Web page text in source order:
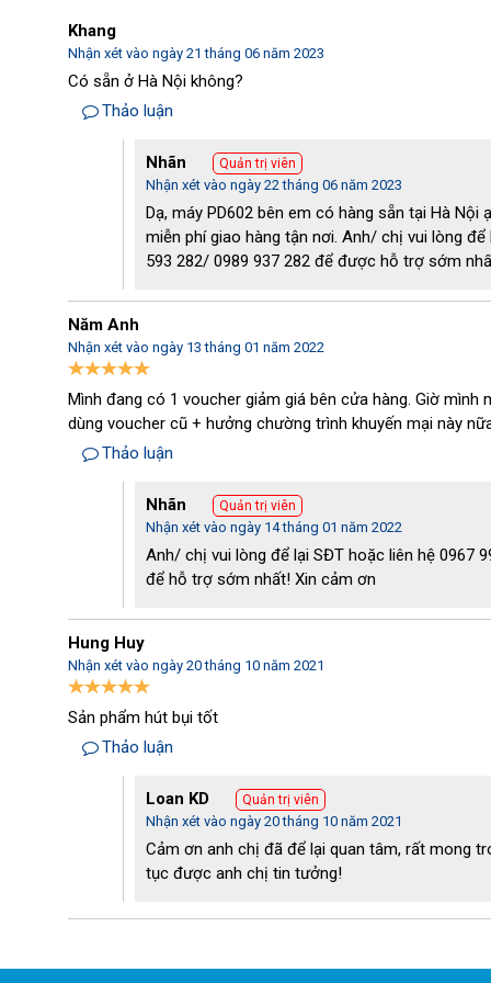
Phụ kiện đi kèm máy giặt thảm Palada
- Thiết kế nhỏ gọn hiện đại: Model Palada PD 602 sở hữu
thước chỉ 62x51x85 cm, thiết bị có thể dễ dàng di chuyển
nhau để thực hiện vệ sinh mà không lo vướng víu hay làm
Hơn nữa chiếc máy giặt thảm Palada PD 602 còn được
hệ thống bánh xe đa chiều tích hợp dưới thân máy nên
chuyển máy tới nhiều vị trí làm sạch khác nhau mà không
như thời gian.
- Bền bỉ với thời gian: Máy giặt thảm phun hút của hãng
mang lại hiệu quả cao đồng thời bền bỉ với thời gian, ít xảy
trình vận hành, giúp tiết kiệm chi phí sửa chữa bảo dưỡng.
Cách vệ sinh máy giặt thảm công nghiệp Palada
Sau một thời gian vận hành, chiếc máy hút bụi hẳn đã bị
làm sạch sụt giảm. Do đó, chúng ta cần tiến hành vệ sinh
Đầu tiên là làm sạch bụi bẩn bên ngoài máy. Bạn nên
vỏ ngoài của máy, tránh bụi bẩn rơi vào động cơ gây
Vệ sinh thùng chứa và túi lọc bụi, đây là hai bộ phận
được làm sạch thường xuyên. Với thùng chứa, sau khi
đổ bỏ bụi bẩn và tiến hành vệ sinh bằng hóa chất chuyên
Khang
Nhận xét vào ngày 21 tháng 06 năm 2023
Có sẵn ở Hà Nội không?
Thảo luận
Nhãn Quản trị viên
Nhận xét vào ngày 22 tháng 06 năm 2023
Dạ, máy PD602 bên em có hàng sẵn tại Hà Nội
miễn phí giao hàng tận nơi. Anh/ chị vui lòng
593 282/ 0989 937 282 để được hỗ trợ sớm
Năm Anh
Nhận xét vào ngày 13 tháng 01 năm 2022
Mình đang có 1 voucher giảm giá bên cửa hàng. Giờ mình
dùng voucher cũ + hưởng chường trình khuyến mại này
Thảo luận
Nhãn Quản trị viên
Nhận xét vào ngày 14 tháng 01 năm 2022
Anh/ chị vui lòng để lại SĐT hoặc liên hệ 0967
để hỗ trợ sớm nhất! Xin cảm ơn
Hung Huy
Nhận xét vào ngày 20 tháng 10 năm 2021
Sản phẩm hút bụi tốt
Thảo luận
Loan KD Quản trị viên
Nhận xét vào ngày 20 tháng 10 năm 2021
Cảm ơn anh chị đã để lại quan tâm, rất mong
tục được anh chị tin tưởng!